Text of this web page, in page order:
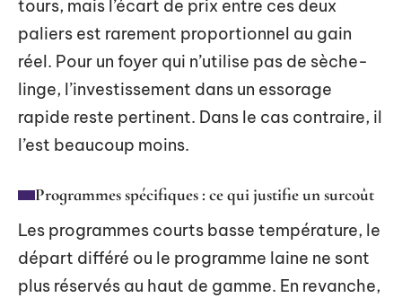
tours, mais l’écart de prix entre ces deux
paliers est rarement proportionnel au gain
réel. Pour un foyer qui n’utilise pas de sèche-
linge, l’investissement dans un essorage
rapide reste pertinent. Dans le cas contraire, il
l’est beaucoup moins.
Programmes spécifiques : ce qui justifie un surcoût
Les programmes courts basse température, le
départ différé ou le programme laine ne sont
plus réservés au haut de gamme. En revanche,